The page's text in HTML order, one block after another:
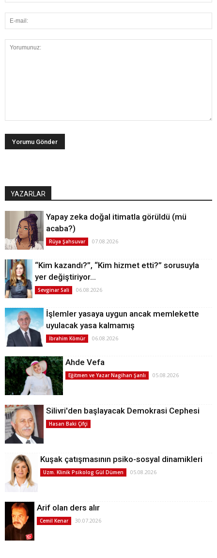
YAZARLAR
Yapay zeka doğal itimatla görüldü (mü
acaba?)
Rüya Şahsuvar 07.08.2026
“Kim kazandı?”, “Kim hizmet etti?” sorusuyla
yer değiştiriyor…
Sevginar Sali 06.08.2026
İşlemler yasaya uygun ancak memlekette
uyulacak yasa kalmamış
İbrahim Kömür 06.08.2026
Ahde Vefa
Eğitmen ve Yazar Nagihan Şanlı 05.08.2026
Silivri'den başlayacak Demokrasi Cephesi
Hasan Baki Çifçi
Kuşak çatışmasının psiko-sosyal dinamikleri
Uzm. Klinik Psikolog Gül Dümen 05.08.2026
Arif olan ders alır
Cemil Kenar 30.07.2026